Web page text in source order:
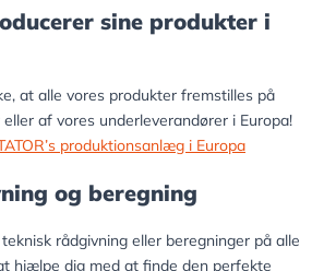
sine produkter i
at alle vores produkter fremstilles på
af vores underleverandører i Europa!
produktionsanlæg i Europa
og beregning
rådgivning eller beregninger på alle
hjælpe dig med at finde den perfekte